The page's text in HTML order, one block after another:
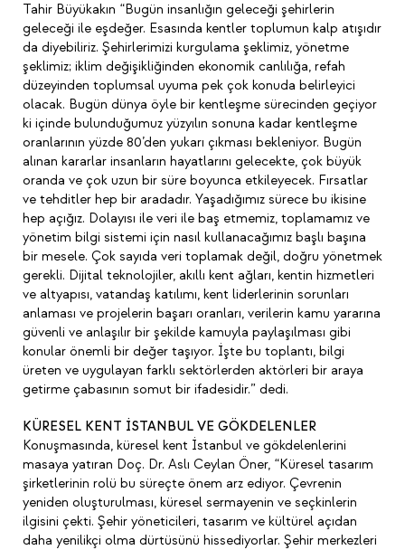
Tahir Büyükakın “Bugün insanlığın geleceği şehirlerin
geleceği ile eşdeğer. Esasında kentler toplumun kalp atışıdır
da diyebiliriz. Şehirlerimizi kurgulama şeklimiz, yönetme
şeklimiz; iklim değişikliğinden ekonomik canlılığa, refah
düzeyinden toplumsal uyuma pek çok konuda belirleyici
olacak. Bugün dünya öyle bir kentleşme sürecinden geçiyor
ki içinde bulunduğumuz yüzyılın sonuna kadar kentleşme
oranlarının yüzde 80’den yukarı çıkması bekleniyor. Bugün
alınan kararlar insanların hayatlarını gelecekte, çok büyük
oranda ve çok uzun bir süre boyunca etkileyecek. Fırsatlar
ve tehditler hep bir aradadır. Yaşadığımız sürece bu ikisine
hep açığız. Dolayısı ile veri ile baş etmemiz, toplamamız ve
yönetim bilgi sistemi için nasıl kullanacağımız başlı başına
bir mesele. Çok sayıda veri toplamak değil, doğru yönetmek
gerekli. Dijital teknolojiler, akıllı kent ağları, kentin hizmetleri
ve altyapısı, vatandaş katılımı, kent liderlerinin sorunları
anlaması ve projelerin başarı oranları, verilerin kamu yararına
güvenli ve anlaşılır bir şekilde kamuyla paylaşılması gibi
konular önemli bir değer taşıyor. İşte bu toplantı, bilgi
üreten ve uygulayan farklı sektörlerden aktörleri bir araya
getirme çabasının somut bir ifadesidir.” dedi.
KÜRESEL KENT İSTANBUL VE GÖKDELENLER
Konuşmasında, küresel kent İstanbul ve gökdelenlerini
masaya yatıran Doç. Dr. Aslı Ceylan Öner, “Küresel tasarım
şirketlerinin rolü bu süreçte önem arz ediyor. Çevrenin
yeniden oluşturulması, küresel sermayenin ve seçkinlerin
ilgisini çekti. Şehir yöneticileri, tasarım ve kültürel açıdan
daha yenilikçi olma dürtüsünü hissediyorlar. Şehir merkezleri